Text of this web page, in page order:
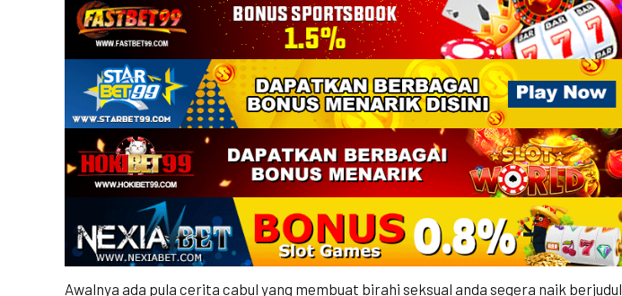
Awalnya ada pula cerita cabul yang membuat birahi seksual anda segera naik berjudul